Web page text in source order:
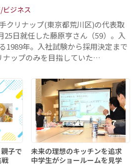
ビジネス
クリナップ(東京都荒川区)の代表取
25日就任した藤原亨さん（59）。入
1989年。入社試験から採用決定まで
ナップのみを目指していた…
子で
未来の理想のキッチンを追求
中学生がショールームを見学